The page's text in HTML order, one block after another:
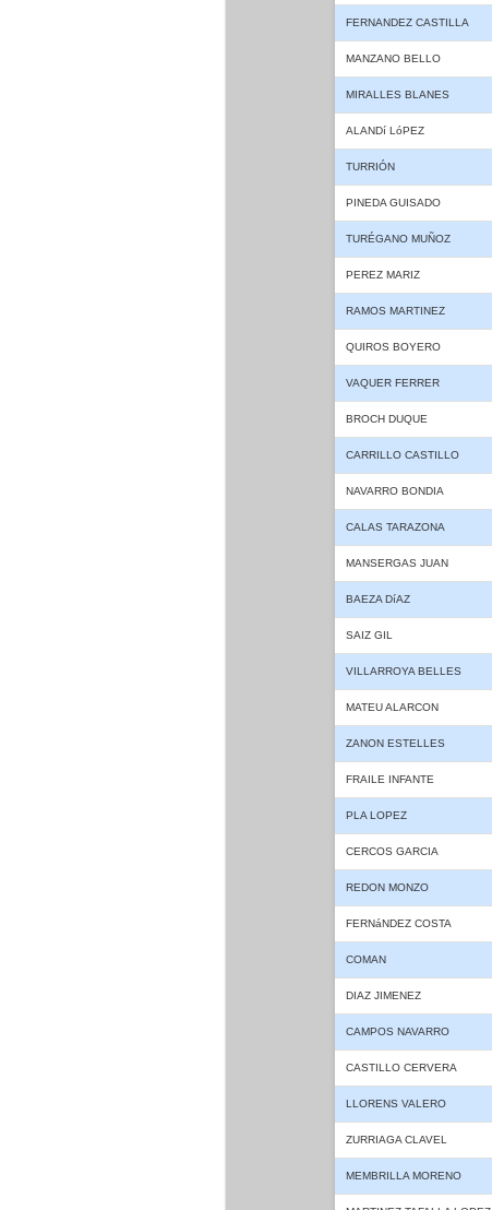
FERNANDEZ CASTILLA
MANZANO BELLO
MIRALLES BLANES
ALANDí LóPEZ
TURRIÓN
PINEDA GUISADO
TURÉGANO MUÑOZ
PEREZ MARIZ
RAMOS MARTINEZ
QUIROS BOYERO
VAQUER FERRER
BROCH DUQUE
CARRILLO CASTILLO
NAVARRO BONDIA
CALAS TARAZONA
MANSERGAS JUAN
BAEZA DíAZ
SAIZ GIL
VILLARROYA BELLES
MATEU ALARCON
ZANON ESTELLES
FRAILE INFANTE
PLA LOPEZ
CERCOS GARCIA
REDON MONZO
FERNáNDEZ COSTA
COMAN
DIAZ JIMENEZ
CAMPOS NAVARRO
CASTILLO CERVERA
LLORENS VALERO
ZURRIAGA CLAVEL
MEMBRILLA MORENO